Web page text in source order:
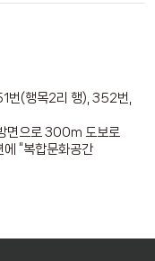
번(행목2리 행), 352번,
면으로 300m 도보로
에 “복합문화공간